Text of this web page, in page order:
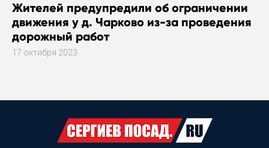
Жителей предупредили об ограничении
движения у д. Чарково из-за проведения
дорожный работ
17 октября 2023